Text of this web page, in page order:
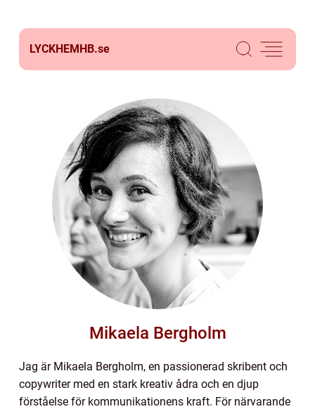
LYCKHEMHB.se
Mikaela Bergholm
Jag är Mikaela Bergholm, en passionerad skribent och
copywriter med en stark kreativ ådra och en djup
förståelse för kommunikationens kraft. För närvarande